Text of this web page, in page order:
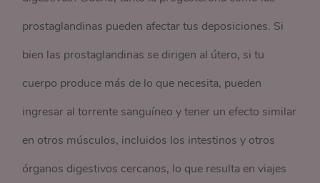
prostaglandinas pueden afectar tus deposiciones. Si
bien las prostaglandinas se dirigen al útero, si tu
cuerpo produce más de lo que necesita, pueden
ingresar al torrente sanguíneo y tener un efecto similar
en otros músculos, incluidos los intestinos y otros
órganos digestivos cercanos, lo que resulta en viajes